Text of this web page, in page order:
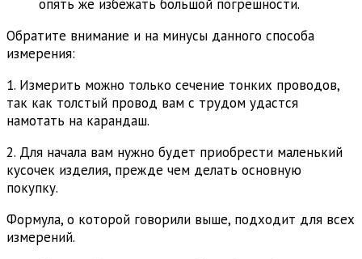
опять же избежать большой погрешности.
Обратите внимание и на минусы данного способа
измерения:
1. Измерить можно только сечение тонких проводов,
так как толстый провод вам с трудом удастся
намотать на карандаш.
2. Для начала вам нужно будет приобрести маленький
кусочек изделия, прежде чем делать основную
покупку.
Формула, о которой говорили выше, подходит для всех
измерений.